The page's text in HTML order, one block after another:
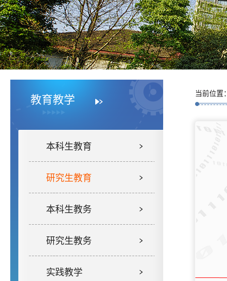
教育教学
本科生教育
研究生教育
本科生教务
研究生教务
实践教学
当前位置